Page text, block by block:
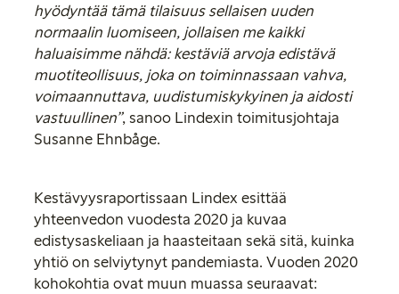
hyödyntää tämä tilaisuus sellaisen uuden
normaalin luomiseen, jollaisen me kaikki
haluaisimme nähdä: kestäviä arvoja edistävä
muotiteollisuus, joka on toiminnassaan vahva,
voimaannuttava, uudistumiskykyinen ja aidosti
vastuullinen”, sanoo Lindexin toimitusjohtaja
Susanne Ehnbåge.
Kestävyysraportissaan Lindex esittää
yhteenvedon vuodesta 2020 ja kuvaa
edistysaskeliaan ja haasteitaan sekä sitä, kuinka
yhtiö on selviytynyt pandemiasta. Vuoden 2020
kohokohtia ovat muun muassa seuraavat: